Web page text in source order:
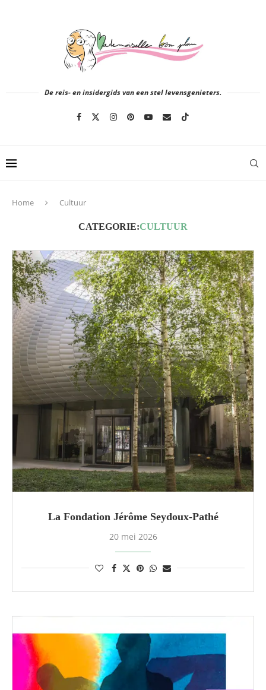
De reis- en insidergids van een stel levensgenieters.
Home Cultuur
CATEGORIE:CULTUUR
La Fondation Jérôme Seydoux-Pathé
20 mei 2026